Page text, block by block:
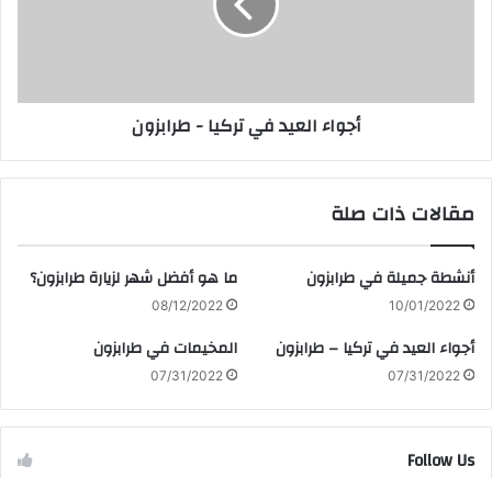
أجواء العيد في تركيا - طرابزون
مقالات ذات صلة
أنشطة جميلة في طرابزون
10/01/2022
ما هو أفضل شهر لزيارة طرابزون؟
08/12/2022
أجواء العيد في تركيا – طرابزون
07/31/2022
المخيمات في طرابزون
07/31/2022
Follow Us